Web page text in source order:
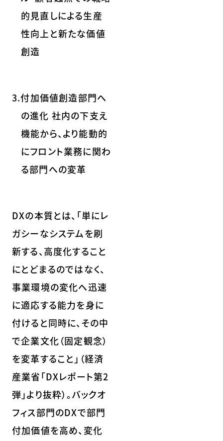
的見直しによる生産
性向上と新たな価値
創造
3.付加価値創造部門へ
の進化 社内の下支え
機能から、より能動的
にフロント業務に関わ
る部門への変革
DXの本質とは、「単にレ
ガシーなシステムを刷
新する、高度化すること
にとどまるのではなく、
事業環境の変化へ迅速
に適応する能力を身に
付けると同時に、その中
で企業文化（固定観念）
を変革すること」（経済
産業省「DXレポート第2
弾」より抜粋）。バックオ
フィス部門のDXで部門
付加価値を高め、変化